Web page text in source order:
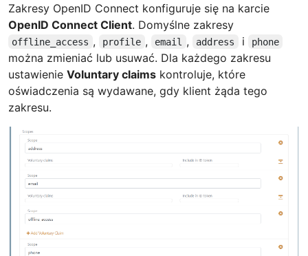
Zakresy OpenID Connect konfiguruje się na karcie
OpenID Connect Client. Domyślne zakresy
offline_access , profile , email , address i phone
można zmieniać lub usuwać. Dla każdego zakresu
ustawienie Voluntary claims kontroluje, które
oświadczenia są wydawane, gdy klient żąda tego
zakresu.